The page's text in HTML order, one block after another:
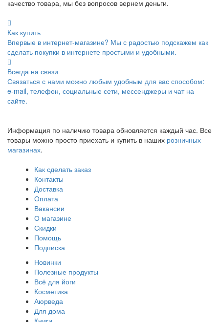
качество товара, мы без вопросов вернем деньги.
Как купить
Впервые в интернет-магазине? Мы с радостью подскажем как
сделать покупки в интернете простыми и удобными.
Всегда на связи
Связаться с нами можно любым удобным для вас способом:
e-mail, телефон, социальные сети, мессенджеры и чат на
сайте.
Информация по наличию товара обновляется каждый час. Все
товары можно просто приехать и купить в наших розничных
магазинах.
Как сделать заказ
Контакты
Доставка
Оплата
Вакансии
О магазине
Скидки
Помощь
Подписка
Новинки
Полезные продукты
Всё для йоги
Косметика
Аюрведа
Для дома